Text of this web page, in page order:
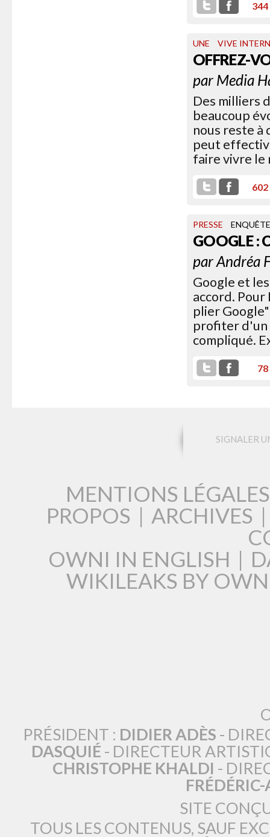
344
UNE VIVE
OFFREZ-
par Media
Des milliers
beaucoup
nous reste à
peut
faire vivre le
602
PRESSE ENQUÊTE
GOOGLE :
parAndréa
Google et
accord.
plier
profiter d'un
compliqué.
78
SIGNALER
MENTIONS LÉGALES
PROPOS | ARCHIVES |
OWNI IN ENGLISH |
WIKILEAKS BY
PRÉSIDENT : DIDIER ADÈS -
DASQUIÉ - DIRECTEUR
CHRISTOPHE KHALDI -
SITE
TOUS LES CONTENUS, SAUF